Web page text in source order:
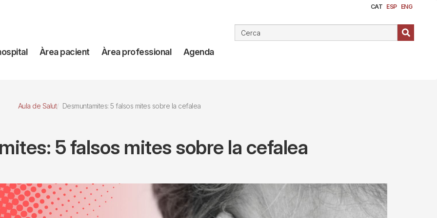
CAT ESP ENG
Àrea pacient Àrea professional Agenda
Aula de Salut Desmuntamites: 5 falsos mites sobre la cefalea
5 falsos mites sobre la cefalea